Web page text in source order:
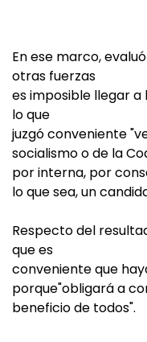
En ese marco,
otras fuerzas
es imposible llegar a
lo que
juzgó conveniente
socialismo o de la
por interna, por
lo que sea, un
Respecto del
que es
conveniente que
porque"obligará a
beneficio de todos".